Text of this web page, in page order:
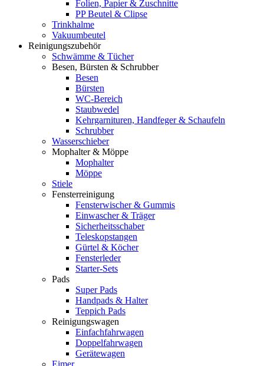
Folien, Papier & Zuschnitte
PP Beutel & Clipse
Trinkhalme
Vakuumbeutel
Reinigungszubehör
Schwämme & Tücher
Besen, Bürsten & Schrubber
Besen
Bürsten
WC-Bereich
Staubwedel
Kehrgarnituren, Handfeger & Schaufeln
Schrubber
Wasserschieber
Mophalter & Möppe
Mophalter
Möppe
Stiele
Fensterreinigung
Fensterwischer & Gummis
Einwascher & Träger
Sicherheitsschaber
Teleskopstangen
Gürtel & Köcher
Fensterleder
Starter-Sets
Pads
Super Pads
Handpads & Halter
Teppich Pads
Reinigungswagen
Einfachfahrwagen
Doppelfahrwagen
Gerätewagen
Eimer